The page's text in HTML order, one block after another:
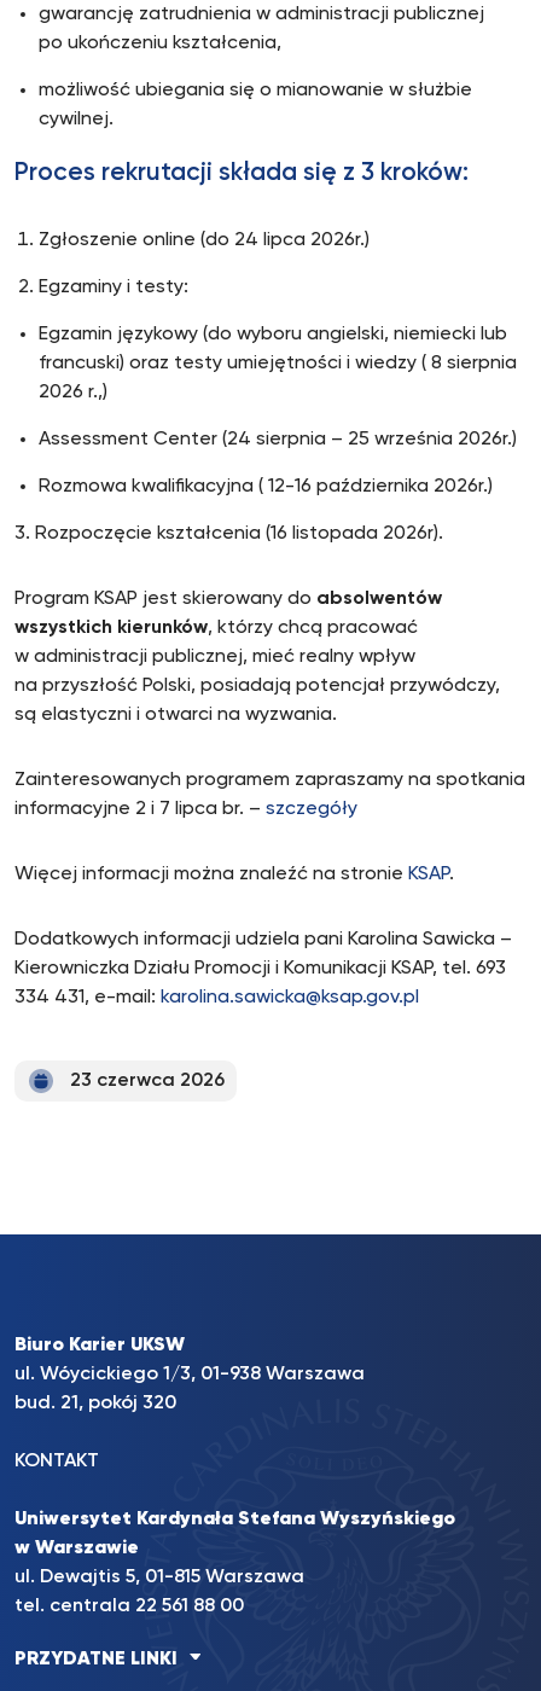
gwarancję zatrudnienia w administracji publicznej
po ukończeniu kształcenia,
możliwość ubiegania się o mianowanie w służbie
cywilnej.
Proces rekrutacji składa się z 3 kroków:
Zgłoszenie online (do 24 lipca 2026r.)
Egzaminy i testy:
Egzamin językowy (do wyboru angielski, niemiecki lub
francuski) oraz testy umiejętności i wiedzy ( 8 sierpnia
2026 r.,)
Assessment Center (24 sierpnia – 25 września 2026r.)
Rozmowa kwalifikacyjna ( 12-16 października 2026r.)
3. Rozpoczęcie kształcenia (16 listopada 2026r).
Program KSAP jest skierowany do absolwentów
wszystkich kierunków, którzy chcą pracować
w administracji publicznej, mieć realny wpływ
na przyszłość Polski, posiadają potencjał przywódczy,
są elastyczni i otwarci na wyzwania.
Zainteresowanych programem zapraszamy na spotkania
informacyjne 2 i 7 lipca br. – szczegóły
Więcej informacji można znaleźć na stronie KSAP.
Dodatkowych informacji udziela pani Karolina Sawicka –
Kierowniczka Działu Promocji i Komunikacji KSAP, tel. 693
334 431, e-mail: karolina.sawicka@ksap.gov.pl
23 czerwca 2026
Biuro Karier UKSW
ul. Wóycickiego 1/3, 01-938 Warszawa
bud. 21, pokój 320
KONTAKT
Uniwersytet Kardynała Stefana Wyszyńskiego
w Warszawie
ul. Dewajtis 5, 01-815 Warszawa
tel. centrala 22 561 88 00
PRZYDATNE LINKI